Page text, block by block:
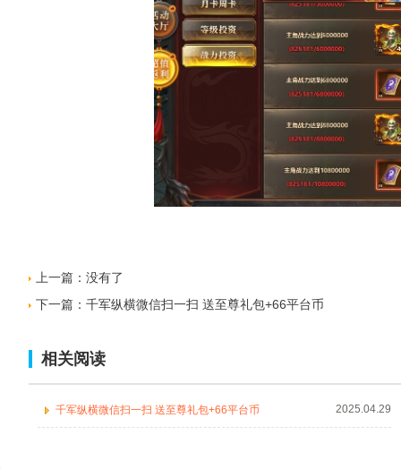
上一篇：没有了
下一篇： 千军纵横微信扫一扫 送至尊礼包+66平台币
相关阅读
千军纵横微信扫一扫 送至尊礼包+66平台币 2025.04.29